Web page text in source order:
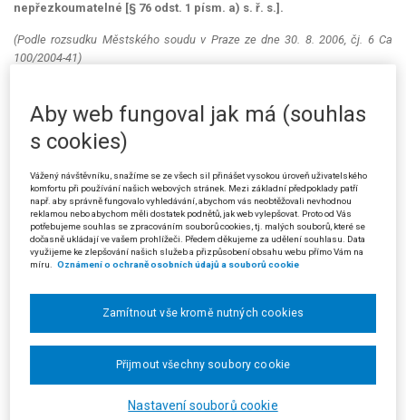
nepřezkoumatelné [§ 76 odst. 1 písm. a) s. ř. s.].
(Podle rozsudku Městského soudu v Praze ze dne 30. 8. 2006, čj. 6 Ca
100/2004-41)
správních č. 626/2000.
Věc: Společnost s ručením omezeným B. proti Ministerstvu financí o
Finanční ředitelství pro hlavní město Prahu provedlo u žalobce
kontrolu dodržování zákona o cenách a navazujících předpisů,
zaměřenou na dodržování pevných cen tabákových výrobků. V protokolu
o kontrole ze dne 12. 11. 2003 konstatovalo, že změny pevných cen pro
konečného spotřebitele u určitých značek cigaret ze 42,00 Kč na 37,50
od 1. 5. 2003. Žalobce však již v období od 18. do 30. 4. 2003 vystavil 56
faktur pro 10 zákazníků na celkem 58 638 kartonů (11 727 600 kusů)
cigaret za novou cenu. Tímto postupem žalobce nedodržel § 13 odst. 2
cenových předpisů ve smyslu § 15 odst. 1 písm. f) zákona o cenách.
Finanční ředitelství pro hlavní město Prahu vydalo na základě
Aby web fungoval jak má (souhlas
s cookies)
Vážený návštěvníku, snažíme se ze všech sil přinášet vysokou úroveň uživatelského
komfortu při používání našich webových stránek. Mezi základní předpoklady patří
např. aby správně fungovalo vyhledávání, abychom vás neobtěžovali nevhodnou
reklamou nebo abychom měli dostatek podnětů, jak web vylepšovat. Proto od Vás
potřebujeme souhlas se zpracováním souborů cookies, tj. malých souborů, které se
dočasně ukládají ve vašem prohlížeči. Předem děkujeme za udělení souhlasu. Data
využijeme ke zlepšování našich služeb a přizpůsobení obsahu webu přímo Vám na
míru. Oznámení o ochraně osobních údajů a souborů cookie
Nastavení souborů cookie
Zamítnout vše kromě nutných cookies
Přijmout všechny soubory cookie